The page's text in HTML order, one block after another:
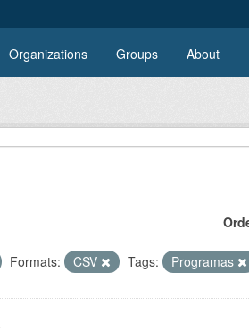
Organizations Groups About
Formats: CSV Tags: Programas